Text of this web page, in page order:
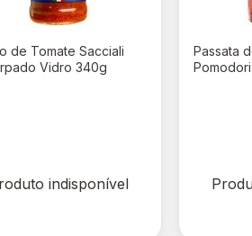
de Tomate Sacciali
Vidro 340g
indisponível
Passata